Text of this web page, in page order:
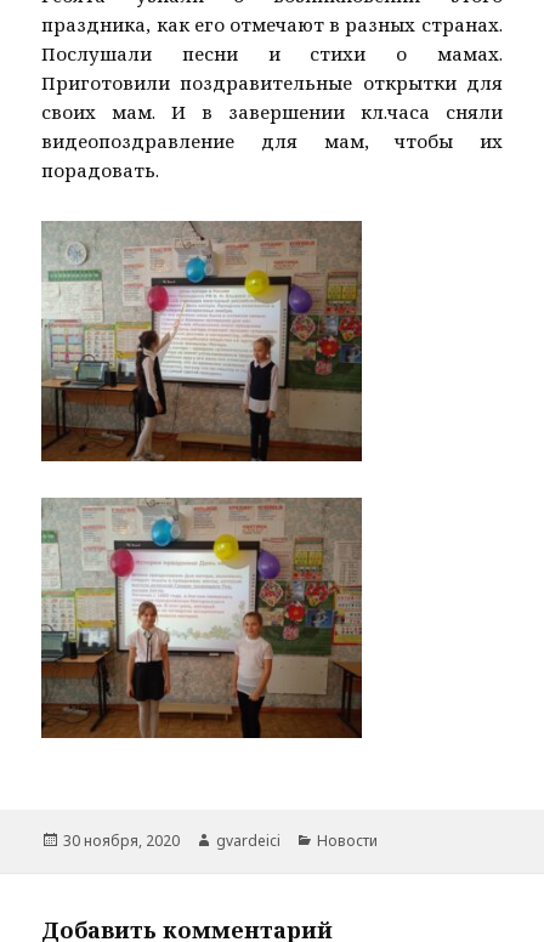
праздника, как его отмечают в разных странах.
Послушали песни и стихи о мамах.
Приготовили поздравительные открытки для
своих мам. И в завершении кл.часа сняли
видеопоздравление для мам, чтобы их
порадовать.
Опубликовано
30 ноября, 2020 Автор
gvardeici Рубрики
Новости
Добавить комментарий